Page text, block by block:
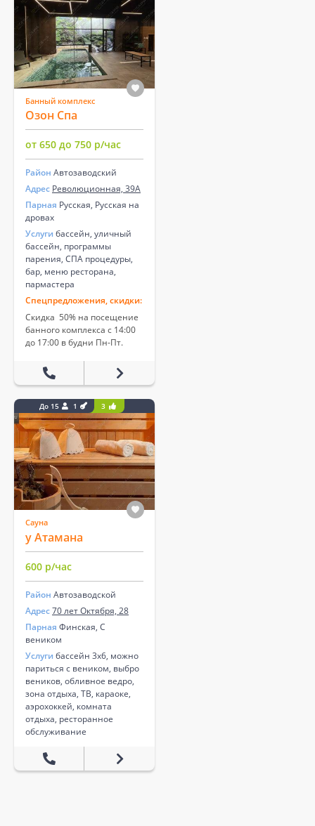
Банный комплекс
Озон Спа
от 650 до 750 р/час
Район Автозаводский
Адрес Революционная, 39А
Парная Русская, Русская на
дровах
Услуги бассейн, уличный
бассейн, программы
парения, СПА процедуры,
бар, меню ресторана,
пармастера
Спецпредложения, скидки:
Скидка 50% на посещение
банного комплекса с 14:00
до 17:00 в будни Пн-Пт.
До 15 1 3
Сауна
у Атамана
600 р/час
Район Автозаводской
Адрес70 лет Октября, 28
Парная Финская, С
веником
Услуги бассейн 3х6, можно
париться с веником, выбро
веников, обливное ведро,
зона отдыха, ТВ, караоке,
аэрохоккей, комната
отдыха, ресторанное
обслуживание